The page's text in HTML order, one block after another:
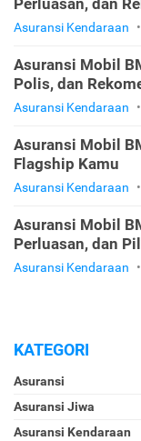
Perluasan, dan
Asuransi Kendaraan •
Asuransi Mobil
Polis, dan
Asuransi Kendaraan •
Asuransi Mobil
Flagship Kamu
Asuransi Kendaraan •
Asuransi Mobil
Perluasan, dan
Asuransi Kendaraan •
KATEGORI
Asuransi
Asuransi Jiwa
Asuransi Kendaraan